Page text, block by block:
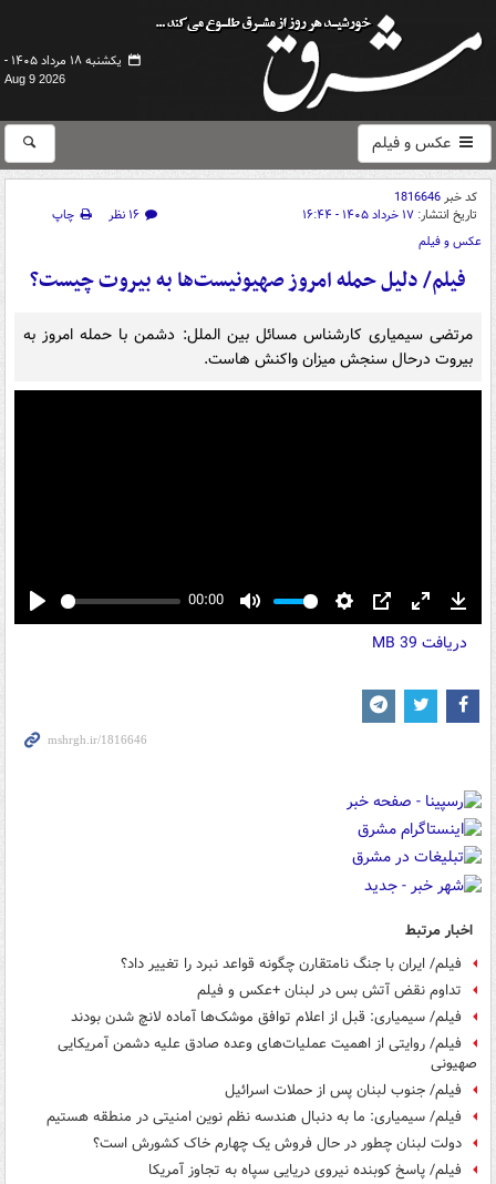
یکشنبه ۱۸ مرداد ۱۴۰۵ -
Aug 9 2026
عکس و فیلم
کد خبر1816646
تاریخ انتشار: ۱۷ خرداد ۱۴۰۵ - ۱۶:۴۴ ۱۶ نظر
چاپ
عکس و فیلم
فیلم/ دلیل حمله امروز صهیونیست‌ها به بیروت چیست؟
مرتضی سیمیاری کارشناس مسائل بین الملل: دشمن با حمله امروز به
بیروت درحال سنجش میزان واکنش هاست.
Play
00:00
Mute Settings
PIP Enter
fullscreen
دریافت 39 MB
اخبار مرتبط
فیلم/ ایران با جنگ نامتقارن چگونه قواعد نبرد را تغییر داد؟
تداوم نقض آتش بس در لبنان +عکس و فیلم
فیلم/ سیمیاری: قبل از اعلام توافق موشک‌ها آماده لانچ شدن بودند
فیلم/ روایتی از اهمیت عملیات‌های وعده صادق علیه دشمن آمریکایی
صهیونی
فیلم/ جنوب لبنان پس از حملات اسرائیل
فیلم/ سیمیاری: ما به دنبال هندسه نظم نوین امنیتی در منطقه هستیم
دولت لبنان چطور در حال فروش‌ یک چهارم خاک کشورش است؟
فیلم/ پاسخ کوبنده نیروی دریایی سپاه به تجاوز آمریکا